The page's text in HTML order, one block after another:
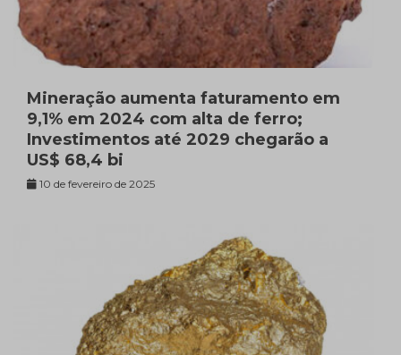
Mineração aumenta faturamento em
9,1% em 2024 com alta de ferro;
Investimentos até 2029 chegarão a
US$ 68,4 bi
10 de fevereiro de 2025